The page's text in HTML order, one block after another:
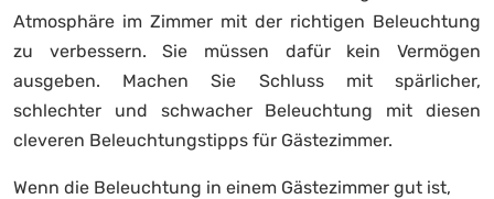
Atmosphäre im Zimmer mit der richtigen Beleuchtung
zu verbessern. Sie müssen dafür kein Vermögen
ausgeben. Machen Sie Schluss mit spärlicher,
schlechter und schwacher Beleuchtung mit diesen
cleveren Beleuchtungstipps für Gästezimmer.
Wenn die Beleuchtung in einem Gästezimmer gut ist,